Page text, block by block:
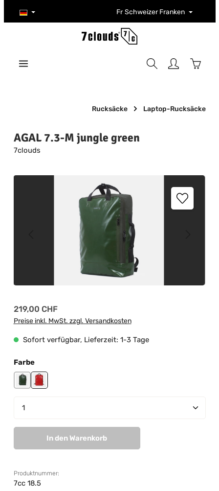
Zum Hauptinhalt springen Fr Schweizer Franken
Rucksäcke Laptop-Rucksäcke
AGAL 7.3-M jungle green
7clouds
Bildergalerie überspringen
Regulärer Preis:
219,00 CHF
Preise inkl. MwSt. zzgl. Versandkosten
Sofort verfügbar, Lieferzeit: 1-3 Tage
Farbeauswählen
junglegreen-black
red-orange
Produkt Anzahl: Gib den gewünschten Wert ein
In den Warenkorb
Produktnummer:
7cc 18.5